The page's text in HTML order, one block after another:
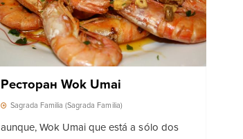
Ресторан Wok Umai
Sagrada Familia (Sagrada Familia)
aunque, Wok Umai que está a sólo dos